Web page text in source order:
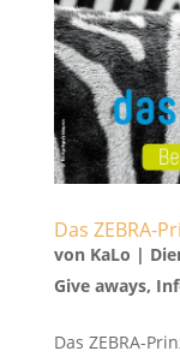
Das ZEBRA-
von KaLo |
Give aways,
Das ZEBRA-